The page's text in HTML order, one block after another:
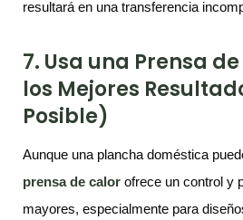
resultará en una transferencia
7. Usa una Prensa
los Mejores
Posible)
Aunque una plancha doméstica
prensa de calor ofrece un control y
mayores, especialmente para